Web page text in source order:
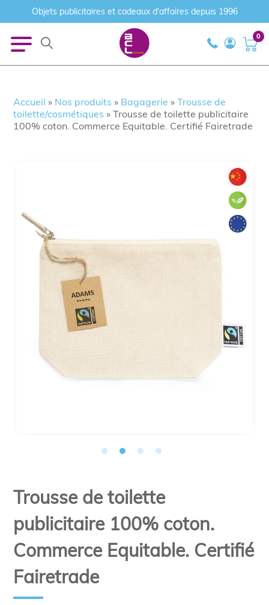
Objets publicitaires et cadeaux d'affaires depuis 1996
0
Accueil » Nos produits » Bagagerie »Trousse de
toilette/cosmétiques »Trousse de toilette publicitaire
100% coton. Commerce Equitable. Certifié Fairetrade
Trousse de toilette
publicitaire 100% coton.
Commerce Equitable. Certifié
Fairetrade